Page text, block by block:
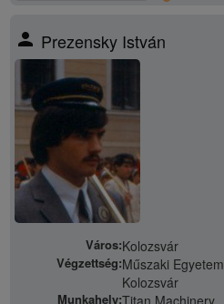
person Prezensky István
Város:Kolozsvár
Végzettség:Műszaki Egyetem
Kolozsvár
Munkahely: